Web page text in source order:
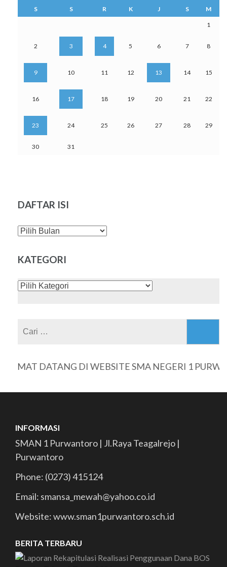
S S R K J S M
1
2 3 4 5 6 7 8
9 10 11 12 13 14 15
16 17 18 19 20 21 22
23 24 25 26 27 28 29
30 31
DAFTAR ISI
DAFTAR
KATEGORI
KATEGORI
DATANG DI WEBSITE SMA NEGERI 1
INFORMASI
SMAN 1 Purwantoro | Jl.Raya Teagalrejo |
Purwantoro
Phone: (0273) 415124
Email: smansa_mewah@yahoo.co.id
Website: www.sman1purwantoro.sch.id
BERITA TERBARU